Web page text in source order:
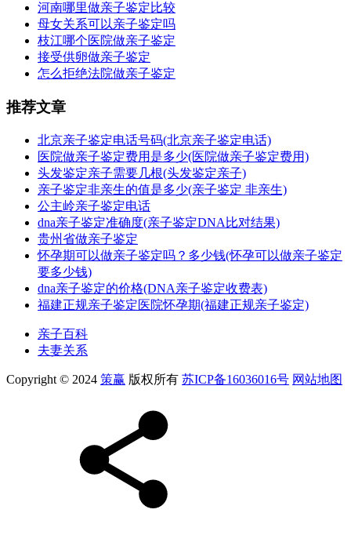
河南哪里做亲子鉴定比较
母女关系可以亲子鉴定吗
枝江哪个医院做亲子鉴定
接受供卵做亲子鉴定
怎么拒绝法院做亲子鉴定
推荐文章
北京亲子鉴定电话号码(北京亲子鉴定电话)
医院做亲子鉴定费用是多少(医院做亲子鉴定费用)
头发鉴定亲子需要几根(头发鉴定亲子)
亲子鉴定非亲生的值是多少(亲子鉴定 非亲生)
公主岭亲子鉴定电话
dna亲子鉴定准确度(亲子鉴定DNA比对结果)
贵州省做亲子鉴定
怀孕期可以做亲子鉴定吗？多少钱(怀孕可以做亲子鉴定
要多少钱)
dna亲子鉴定的价格(DNA亲子鉴定收费表)
福建正规亲子鉴定医院怀孕期(福建正规亲子鉴定)
亲子百科
夫妻关系
Copyright © 2024 策赢 版权所有 苏ICP备16036016号 网站地图